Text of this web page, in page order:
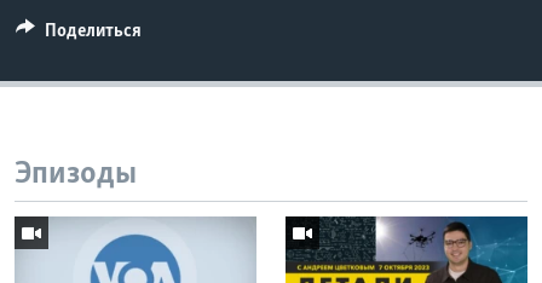
Поделиться
Эпизоды